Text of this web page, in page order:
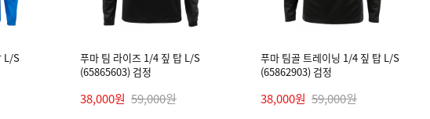
L/S
푸마 팀 라이즈 1/4 짚 탑 L/S
(65865603) 검정
38,000원 59,000원
푸마 팀골 트레이닝 1/4 짚 탑 L/S
(65862903) 검정
38,000원 59,000원